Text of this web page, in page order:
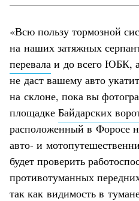
«Всю пользу тормозной
на наших затяжных
перевала и до всего ЮБК,
не даст вашему авто
на склоне, пока вы
площадке Байдарских
расположенный в Форосе
авто- и
будет проверить
противотуманных
так как видимость в